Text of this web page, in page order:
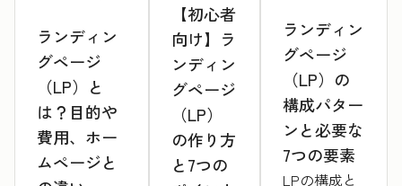
ランディン
グページ
（LP）と
は？目的や
費用、ホー
ムページと
【初心者
向け】ラ
ンディン
グページ
（LP）
の作り方
と7つの
ランディン
グページ
（LP）の
構成パター
ンと必要な
7つの要素
LPの構成と